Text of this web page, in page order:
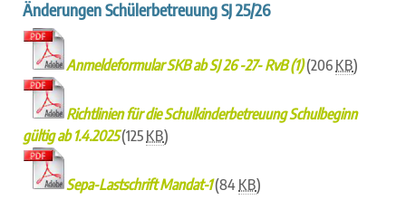
Änderungen Schülerbetreuung SJ 25/26
Anmeldeformular SKB ab SJ 26 -27- RvB (1)(206 KB)
Richtlinien für die Schulkinderbetreuung Schulbeginn
gültig ab 1.4.2025(125 KB)
Sepa-Lastschrift Mandat-1(84 KB)